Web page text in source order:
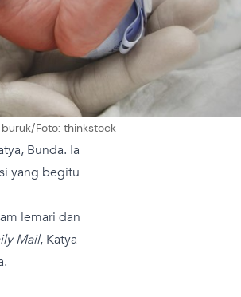
Foto: thinkstock
Bunda. Ia
yang begitu
lemari dan
Mail, Katya